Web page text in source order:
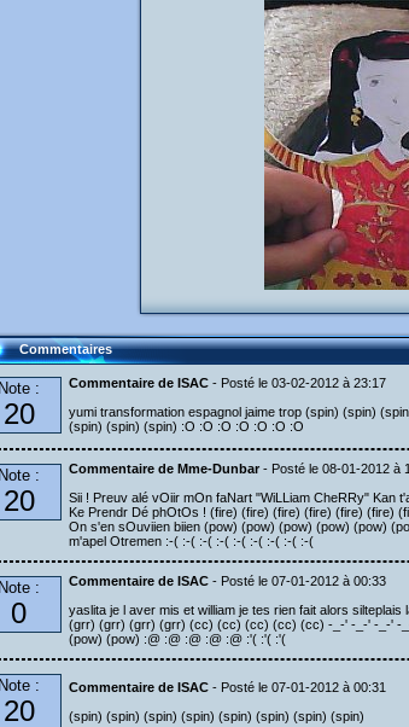
Commentaires
Note :
20
Commentaire de ISAC - Posté le 03-02-2012 à 23:17
yumi transformation espagnol jaime trop (spin) (spin)
(spin) (spin) (spin) :O :O :O :O :O :O :O
Note :
20
Commentaire de Mme-Dunbar - Posté le 08-01-2012 à
Sii ! Preuv alé vOiir mOn faNart "WiLLiam CheRRy" Kan
Ke Prendr Dé phOtOs ! (fire) (fire) (fire) (fire) (fire) (fire)
On s'en sOuviien biien (pow) (pow) (pow) (pow) (pow)
m'apel Otremen :-( :-( :-( :-( :-( :-( :-( :-( :-(
Note :
0
Commentaire de ISAC - Posté le 07-01-2012 à 00:33
yaslita je l aver mis et william je tes rien fait alors
(grr) (grr) (grr) (grr) (cc) (cc) (cc) (cc) (cc) -_-' -_-' -_-' -
(pow) (pow) :@ :@ :@ :@ :@ :'( :'( :'(
Note :
20
Commentaire de ISAC - Posté le 07-01-2012 à 00:31
(spin) (spin) (spin) (spin) (spin) (spin) (spin) (spin)